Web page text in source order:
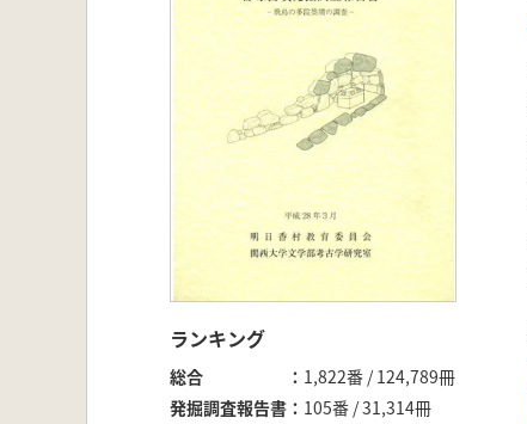
ランキング
総合
1,822番 / 124,789冊
発掘調査報告書
105番 / 31,314冊